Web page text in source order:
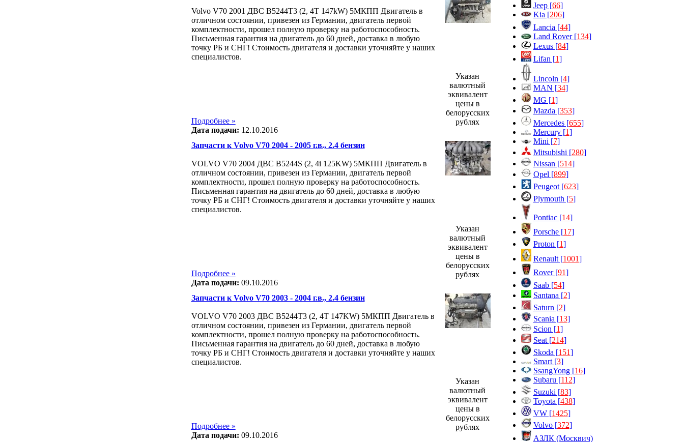
Volvo V70 2001 ДВС B5244T3 (2, 4T 147kW) 5МКПП Двигатель в
отличном состоянии, привезен из Германии, двигатель первой
комплектности, прошел полную проверку на работоспособность.
Письменная гарантия на двигатель до 60 дней, доставка в любую
точку РБ и СНГ! Стоимость двигателя и доставки уточняйте у наших
специалистов.
Подробнее »
Дата подачи: 12.10.2016
Указан
валютный
эквивалент
цены в
белорусских
рублях
Запчасти к Volvo V70 2004 - 2005 г.в., 2.4 бензин
VOLVO V70 2004 ДВС B5244S (2, 4i 125KW) 5МКПП Двигатель в
отличном состоянии, привезен из Германии, двигатель первой
комплектности, прошел полную проверку на работоспособность.
Письменная гарантия на двигатель до 60 дней, доставка в любую
точку РБ и СНГ! Стоимость двигателя и доставки уточняйте у наших
специалистов.
Подробнее »
Дата подачи: 09.10.2016
Указан
валютный
эквивалент
цены в
белорусских
рублях
Запчасти к Volvo V70 2003 - 2004 г.в., 2.4 бензин
VOLVO V70 2003 ДВС B5244T3 (2, 4T 147KW) 5МКПП Двигатель в
отличном состоянии, привезен из Германии, двигатель первой
комплектности, прошел полную проверку на работоспособность.
Письменная гарантия на двигатель до 60 дней, доставка в любую
точку РБ и СНГ! Стоимость двигателя и доставки уточняйте у наших
специалистов.
Подробнее »
Дата подачи: 09.10.2016
Указан
валютный
эквивалент
цены в
белорусских
рублях
Jeep [66]
Kia [206]
Lancia [44]
Land Rover [134]
Lexus [84]
Lifan [1]
Lincoln [4]
MAN [34]
MG [1]
Mazda [353]
Mercedes [655]
Mercury [1]
Mini [7]
Mitsubishi [280]
Nissan [514]
Opel [899]
Peugeot [623]
Plymouth [5]
Pontiac [14]
Porsche [17]
Proton [1]
Renault [1001]
Rover [91]
Saab [54]
Santana [2]
Saturn [2]
Scania [13]
Scion [1]
Seat [214]
Skoda [151]
Smart [3]
SsangYong [16]
Subaru [112]
Suzuki [83]
Toyota [438]
VW [1425]
Volvo [372]
АЗЛК (Москвич)